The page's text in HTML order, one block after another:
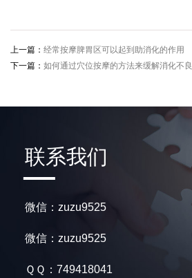
上一篇： 经常按摩脾胃区可以起到助消化的作用
下一篇： 如何通过穴位按摩的方法来缓解消化不良
联系我们
微信：zuzu9525
微信：zuzu9525
ＱＱ：749418041